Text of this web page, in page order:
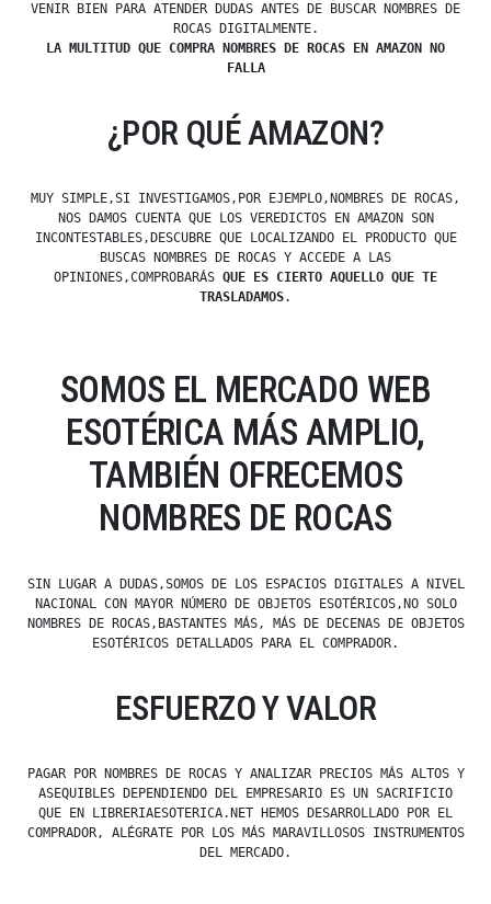
VENIR BIEN PARA ATENDER DUDAS ANTES DE BUSCAR NOMBRES DE
ROCAS DIGITALMENTE.
LA MULTITUD QUE COMPRA NOMBRES DE ROCAS EN AMAZON NO
FALLA
¿POR QUÉ AMAZON?
MUY SIMPLE,SI INVESTIGAMOS,POR EJEMPLO,NOMBRES DE ROCAS,
NOS DAMOS CUENTA QUE LOS VEREDICTOS EN AMAZON SON
INCONTESTABLES,DESCUBRE QUE LOCALIZANDO EL PRODUCTO QUE
BUSCAS NOMBRES DE ROCAS Y ACCEDE A LAS
OPINIONES,COMPROBARÁS QUE ES CIERTO AQUELLO QUE TE
TRASLADAMOS.
SOMOS EL MERCADO WEB
ESOTÉRICA MÁS AMPLIO,
TAMBIÉN OFRECEMOS
NOMBRES DE ROCAS
SIN LUGAR A DUDAS,SOMOS DE LOS ESPACIOS DIGITALES A NIVEL
NACIONAL CON MAYOR NÚMERO DE OBJETOS ESOTÉRICOS,NO SOLO
NOMBRES DE ROCAS,BASTANTES MÁS, MÁS DE DECENAS DE OBJETOS
ESOTÉRICOS DETALLADOS PARA EL COMPRADOR.
ESFUERZO Y VALOR
PAGAR POR NOMBRES DE ROCAS Y ANALIZAR PRECIOS MÁS ALTOS Y
ASEQUIBLES DEPENDIENDO DEL EMPRESARIO ES UN SACRIFICIO
QUE EN LIBRERIAESOTERICA.NET HEMOS DESARROLLADO POR EL
COMPRADOR, ALÉGRATE POR LOS MÁS MARAVILLOSOS INSTRUMENTOS
DEL MERCADO.